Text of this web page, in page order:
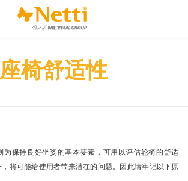
座椅舒适性
为保持良好坐姿的基本要素，可用以评估轮椅的舒适
将可能给使用者带来潜在的问题。因此请牢记以下原